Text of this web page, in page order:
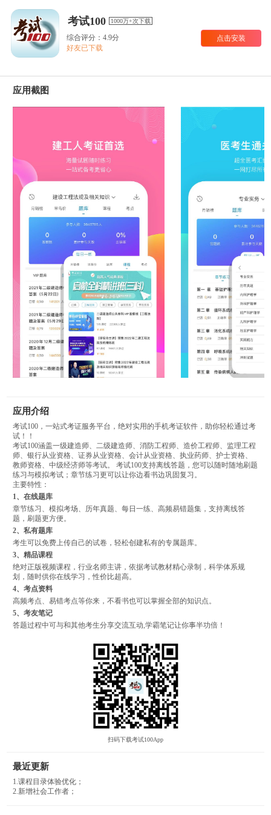
考试100 1000万+次下载
综合评分：4.9分
好友已下载
点击安装
应用截图
应用介绍
考试100，一站式考证服务平台，绝对实用的手机考证软件，助你轻松通过考
试！！
考试100涵盖一级建造师、二级建造师、消防工程师、造价工程师、监理工程
师、银行从业资格、证券从业资格、会计从业资格、执业药师、护士资格、
教师资格、中级经济师等考试。 考试100支持离线答题，您可以随时随地刷题
练习与模拟考试；章节练习更可以让你边看书边巩固复习。
主要特性：
1、在线题库
章节练习、模拟考场、历年真题、每日一练、高频易错题集，支持离线答
题，刷题更方便。
2、私有题库
考生可以免费上传自己的试卷，轻松创建私有的专属题库。
3、精品课程
绝对正版视频课程，行业名师主讲，依据考试教材精心录制，科学体系规
划，随时供你在线学习，性价比超高。
4、考点资料
高频考点、易错考点等你来，不看书也可以掌握全部的知识点。
5、考友笔记
答题过程中可与和其他考生分享交流互动,学霸笔记让你事半功倍！
扫码下载考试100App
最近更新
1.课程目录体验优化；
2.新增社会工作者；